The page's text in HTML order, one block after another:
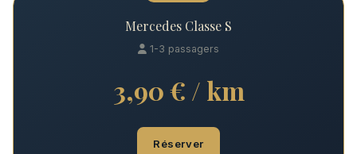
Mercedes Classe S
1-3 passagers
3,90 € / km
Réserver